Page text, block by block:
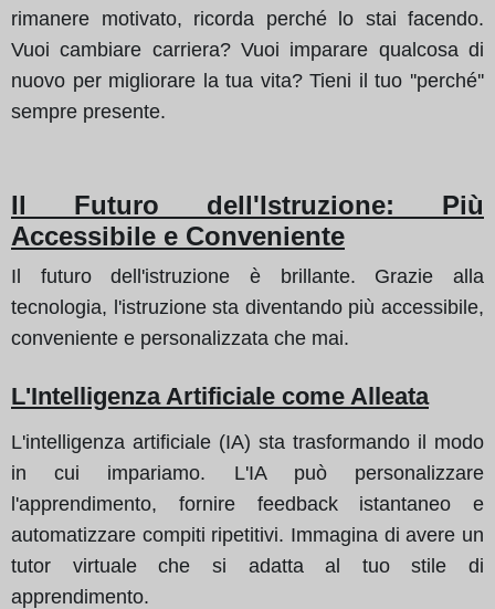
rimanere motivato, ricorda perché lo stai facendo.
Vuoi cambiare carriera? Vuoi imparare qualcosa di
nuovo per migliorare la tua vita? Tieni il tuo ''perché''
sempre presente.
Il Futuro dell'Istruzione: Più
Accessibile e Conveniente
Il futuro dell'istruzione è brillante. Grazie alla
tecnologia, l'istruzione sta diventando più accessibile,
conveniente e personalizzata che mai.
L'Intelligenza Artificiale come Alleata
L'intelligenza artificiale (IA) sta trasformando il modo
in cui impariamo. L'IA può personalizzare
l'apprendimento, fornire feedback istantaneo e
automatizzare compiti ripetitivi. Immagina di avere un
tutor virtuale che si adatta al tuo stile di
apprendimento.